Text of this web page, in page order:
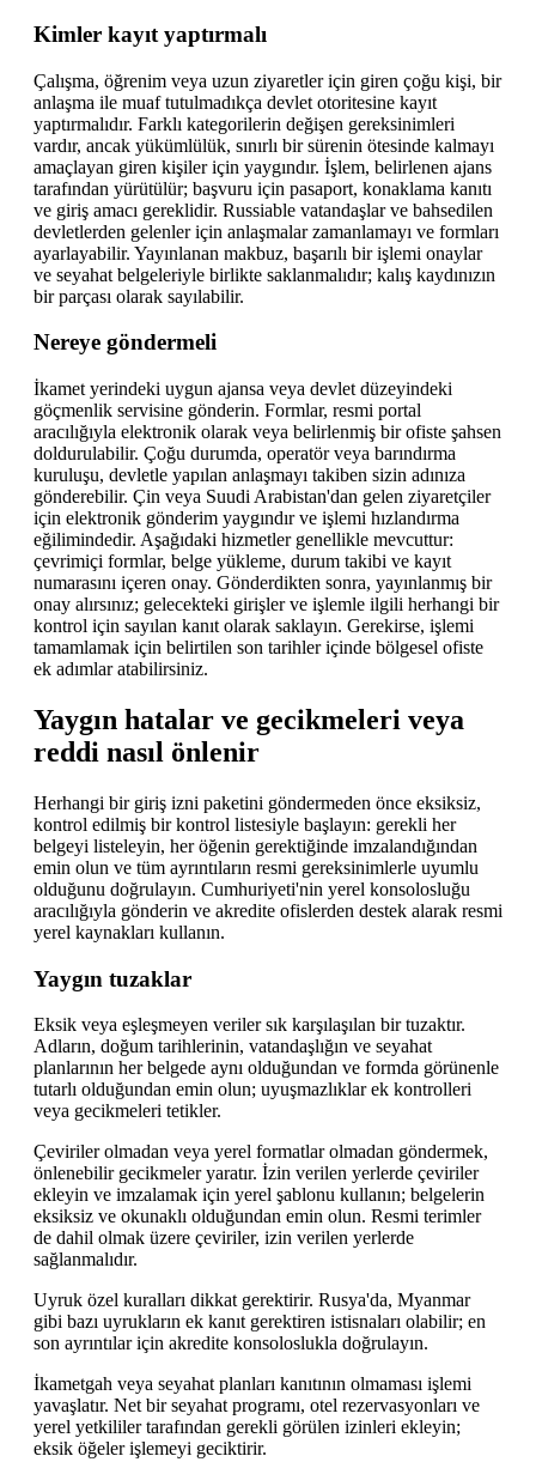
Kimler kayıt yaptırmalı
Çalışma, öğrenim veya uzun ziyaretler için giren çoğu kişi, bir
anlaşma ile muaf tutulmadıkça devlet otoritesine kayıt
yaptırmalıdır. Farklı kategorilerin değişen gereksinimleri
vardır, ancak yükümlülük, sınırlı bir sürenin ötesinde kalmayı
amaçlayan giren kişiler için yaygındır. İşlem, belirlenen ajans
tarafından yürütülür; başvuru için pasaport, konaklama kanıtı
ve giriş amacı gereklidir. Russiable vatandaşlar ve bahsedilen
devletlerden gelenler için anlaşmalar zamanlamayı ve formları
ayarlayabilir. Yayınlanan makbuz, başarılı bir işlemi onaylar
ve seyahat belgeleriyle birlikte saklanmalıdır; kalış kaydınızın
bir parçası olarak sayılabilir.
Nereye göndermeli
İkamet yerindeki uygun ajansa veya devlet düzeyindeki
göçmenlik servisine gönderin. Formlar, resmi portal
aracılığıyla elektronik olarak veya belirlenmiş bir ofiste şahsen
doldurulabilir. Çoğu durumda, operatör veya barındırma
kuruluşu, devletle yapılan anlaşmayı takiben sizin adınıza
gönderebilir. Çin veya Suudi Arabistan'dan gelen ziyaretçiler
için elektronik gönderim yaygındır ve işlemi hızlandırma
eğilimindedir. Aşağıdaki hizmetler genellikle mevcuttur:
çevrimiçi formlar, belge yükleme, durum takibi ve kayıt
numarasını içeren onay. Gönderdikten sonra, yayınlanmış bir
onay alırsınız; gelecekteki girişler ve işlemle ilgili herhangi bir
kontrol için sayılan kanıt olarak saklayın. Gerekirse, işlemi
tamamlamak için belirtilen son tarihler içinde bölgesel ofiste
ek adımlar atabilirsiniz.
Yaygın hatalar ve gecikmeleri veya
reddi nasıl önlenir
Herhangi bir giriş izni paketini göndermeden önce eksiksiz,
kontrol edilmiş bir kontrol listesiyle başlayın: gerekli her
belgeyi listeleyin, her öğenin gerektiğinde imzalandığından
emin olun ve tüm ayrıntıların resmi gereksinimlerle uyumlu
olduğunu doğrulayın. Cumhuriyeti'nin yerel konsolosluğu
aracılığıyla gönderin ve akredite ofislerden destek alarak resmi
yerel kaynakları kullanın.
Yaygın tuzaklar
Eksik veya eşleşmeyen veriler sık karşılaşılan bir tuzaktır.
Adların, doğum tarihlerinin, vatandaşlığın ve seyahat
planlarının her belgede aynı olduğundan ve formda görünenle
tutarlı olduğundan emin olun; uyuşmazlıklar ek kontrolleri
veya gecikmeleri tetikler.
Çeviriler olmadan veya yerel formatlar olmadan göndermek,
önlenebilir gecikmeler yaratır. İzin verilen yerlerde çeviriler
ekleyin ve imzalamak için yerel şablonu kullanın; belgelerin
eksiksiz ve okunaklı olduğundan emin olun. Resmi terimler
de dahil olmak üzere çeviriler, izin verilen yerlerde
sağlanmalıdır.
Uyruk özel kuralları dikkat gerektirir. Rusya'da, Myanmar
gibi bazı uyrukların ek kanıt gerektiren istisnaları olabilir; en
son ayrıntılar için akredite konsoloslukla doğrulayın.
İkametgah veya seyahat planları kanıtının olmaması işlemi
yavaşlatır. Net bir seyahat programı, otel rezervasyonları ve
yerel yetkililer tarafından gerekli görülen izinleri ekleyin;
eksik öğeler işlemeyi geciktirir.